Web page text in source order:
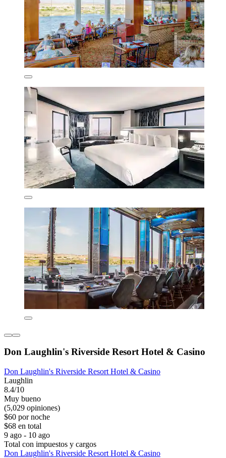
Don Laughlin's Riverside Resort Hotel & Casino
Don Laughlin's Riverside Resort Hotel & Casino
Laughlin
8.4/10
Muy bueno
(5,029 opiniones)
$60 por noche
$68 en total
9 ago - 10 ago
Total con impuestos y cargos
Don Laughlin's Riverside Resort Hotel & Casino